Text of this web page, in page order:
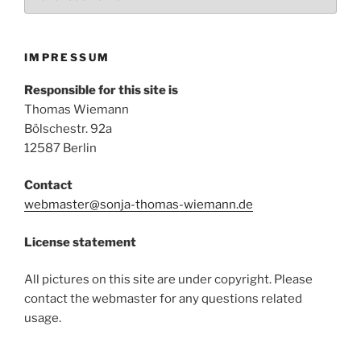
IMPRESSUM
Responsible for this site is
Thomas Wiemann
Bölschestr. 92a
12587 Berlin
Contact
webmaster@sonja-thomas-wiemann.de
License statement
All pictures on this site are under copyright. Please
contact the webmaster for any questions related
usage.